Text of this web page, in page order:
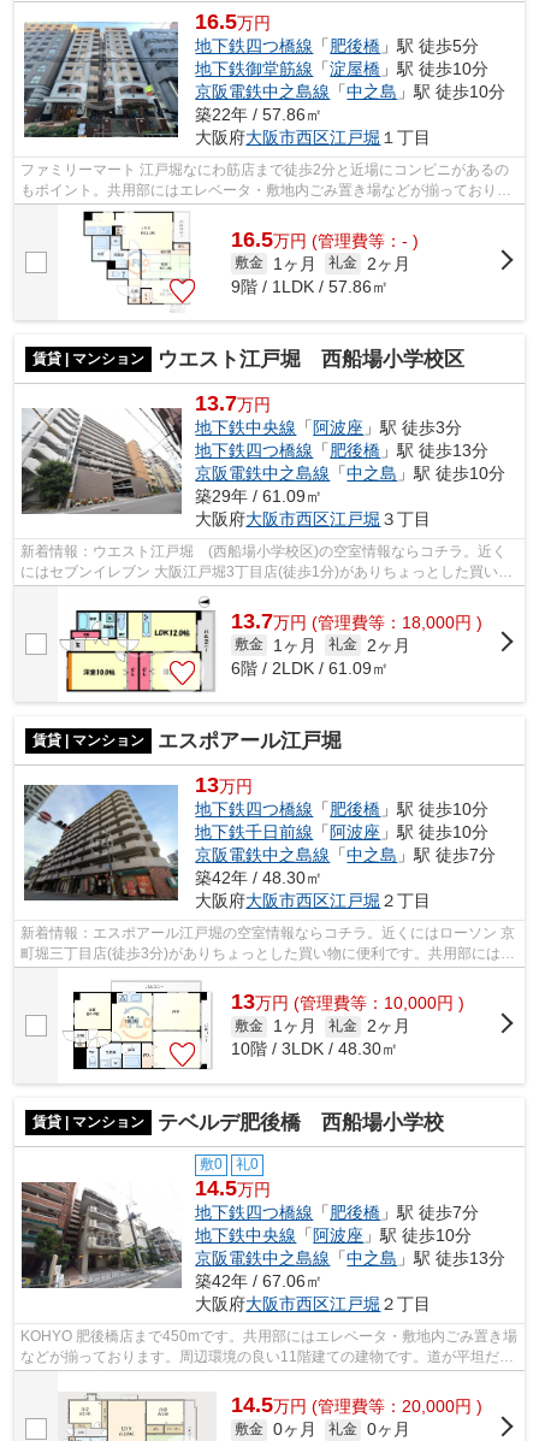
16.5万円
地下鉄四つ橋線 「肥後橋 」駅 徒歩5分
地下鉄御堂筋線 「淀屋橋 」駅 徒歩10分
京阪電鉄中之島線 「中之島 」駅 徒歩10分
築22年 / 57.86㎡
大阪府大阪市西区江戸堀 １丁目
ファミリーマート 江戸堀なにわ筋店まで徒歩2分と近場にコンビニがあるの
もポイント。共用部にはエレベータ・敷地内ごみ置き場などが揃っておりま
す。2駅利用可能なので、用途や行き先...
16.5万円 (管理費等：- )
敷金 1ヶ月 礼金
2ヶ月
9階 / 1LDK / 57.86㎡
賃貸 | マンション ウエスト江戸堀 西船場小学校区
13.7万円
地下鉄中央線 「 阿波座 」駅 徒歩3分
地下鉄四つ橋線 「肥後橋 」駅 徒歩13分
京阪電鉄中之島線 「中之島 」駅 徒歩10分
築29年 / 61.09㎡
大阪府大阪市西区江戸堀 ３丁目
新着情報：ウエスト江戸堀 (西船場小学校区)の空室情報ならコチラ。近く
にはセブンイレブン 大阪江戸堀3丁目店(徒歩1分)がありちょっとした買い物
に便利です。共用部には敷地内ごみ置...
13.7万円 (管理費等：18,000円 )
敷金 1ヶ月 礼金
2ヶ月
6階 / 2LDK / 61.09㎡
賃貸 | マンション エスポアール江戸堀
13万円
地下鉄四つ橋線 「肥後橋 」駅 徒歩10分
地下鉄千日前線 「 阿波座 」駅 徒歩10分
京阪電鉄中之島線 「中之島 」駅 徒歩7分
築42年 / 48.30㎡
大阪府大阪市西区江戸堀 ２丁目
新着情報：エスポアール江戸堀の空室情報ならコチラ。近くにはローソン 京
町堀三丁目店(徒歩3分)がありちょっとした買い物に便利です。共用部には敷
地内ごみ置き場・エレベータなどが...
13万円 (管理費等：10,000円 )
敷金 1ヶ月 礼金 2ヶ月
10階 / 3LDK / 48.30㎡
賃貸 | マンション テベルデ肥後橋 西船場小学校
敷0 礼0
14.5万円
地下鉄四つ橋線 「肥後橋 」駅 徒歩7分
地下鉄中央線 「 阿波座 」駅 徒歩10分
京阪電鉄中之島線 「中之島 」駅 徒歩13分
築42年 / 67.06㎡
大阪府大阪市西区江戸堀 ２丁目
KOHYO 肥後橋店まで450mです。共用部にはエレベータ・敷地内ごみ置き場
などが揃っております。周辺環境の良い11階建ての建物です。道が平坦だと
買い物も快適にできますね。初期費用を...
14.5万円 (管理費等：20,000円 )
敷金 0ヶ月 礼金 0ヶ月